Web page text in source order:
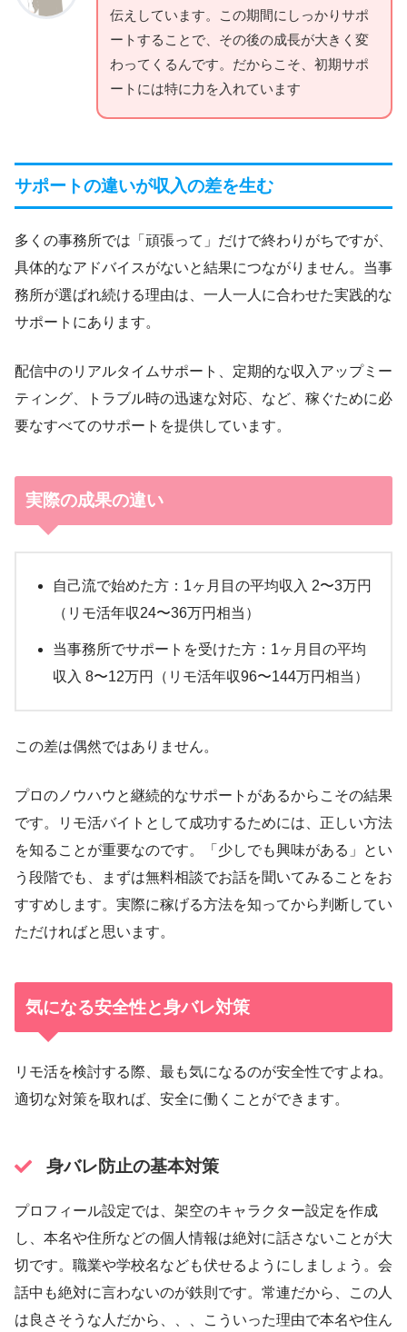
伝えしています。この期間にしっかりサポ
ートすることで、その後の成長が大きく変
わってくるんです。だからこそ、初期サポ
ートには特に力を入れています
サポートの違いが収入の差を生む
多くの事務所では「頑張って」だけで終わりがちですが、
具体的なアドバイスがないと結果につながりません。当事
務所が選ばれ続ける理由は、一人一人に合わせた実践的な
サポートにあります。
配信中のリアルタイムサポート、定期的な収入アップミー
ティング、トラブル時の迅速な対応、など、稼ぐために必
要なすべてのサポートを提供しています。
実際の成果の違い
自己流で始めた方：1ヶ月目の平均収入 2〜3万円
（リモ活年収24〜36万円相当）
当事務所でサポートを受けた方：1ヶ月目の平均
収入 8〜12万円（リモ活年収96〜144万円相当）
この差は偶然ではありません。
プロのノウハウと継続的なサポートがあるからこその結果
です。リモ活バイトとして成功するためには、正しい方法
を知ることが重要なのです。「少しでも興味がある」とい
う段階でも、まずは無料相談でお話を聞いてみることをお
すすめします。実際に稼げる方法を知ってから判断してい
ただければと思います。
気になる安全性と身バレ対策
リモ活を検討する際、最も気になるのが安全性ですよね。
適切な対策を取れば、安全に働くことができます。
身バレ防止の基本対策
プロフィール設定では、架空のキャラクター設定を作成
し、本名や住所などの個人情報は絶対に話さないことが大
切です。職業や学校名なども伏せるようにしましょう。会
話中も絶対に言わないのが鉄則です。常連だから、この人
は良さそうな人だから、、、こういった理由で本名や住ん